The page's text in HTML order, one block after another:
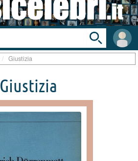
User
area
Toggle
search
bar
Giustizia
Giustizia